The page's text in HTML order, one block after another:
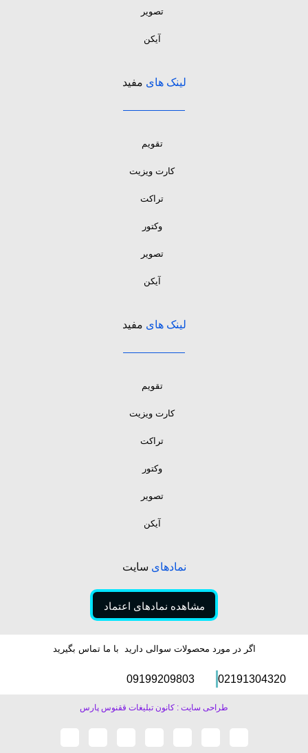
تصویر
آیکن
لینک های مفید
تقویم
کارت ویزیت
تراکت
وکتور
تصویر
آیکن
لینک های مفید
تقویم
کارت ویزیت
تراکت
وکتور
تصویر
آیکن
نمادهای سایت
مشاهده نمادهای اعتماد
اگر در مورد محصولات سوالی دارید با ما تماس بگیرید
02191304320
09199209803
طراحی سایت : کانون تبلیغات ققنوس پارس